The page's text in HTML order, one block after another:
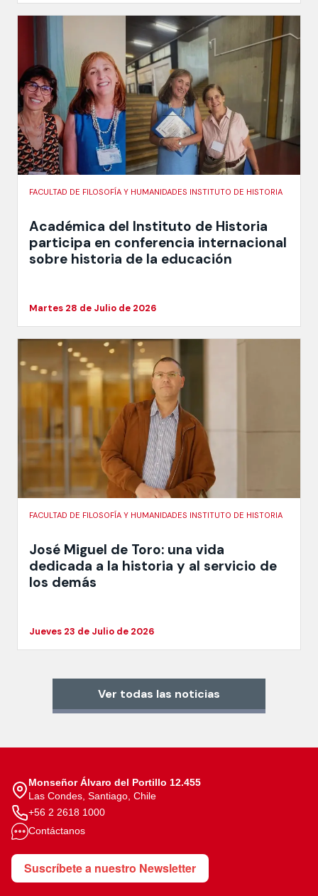
FACULTAD DE FILOSOFÍA Y HUMANIDADES INSTITUTO DE HISTORIA
Académica del Instituto de Historia
participa en conferencia internacional
sobre historia de la educación
Martes 28 de Julio de 2026
FACULTAD DE FILOSOFÍA Y HUMANIDADES INSTITUTO DE HISTORIA
José Miguel de Toro: una vida
dedicada a la historia y al servicio de
los demás
Jueves 23 de Julio de 2026
Ver todas las noticias
Monseñor Álvaro del Portillo 12.455
Las Condes, Santiago, Chile
+56 2 2618 1000
Contáctanos
Suscríbete a nuestro Newsletter